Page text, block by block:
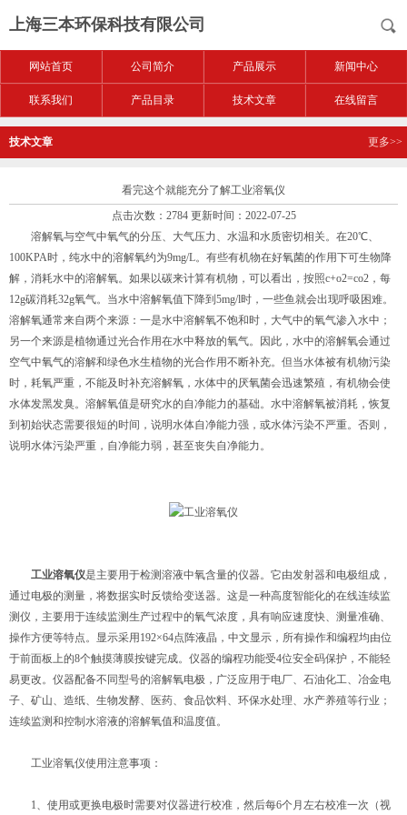
上海三本环保科技有限公司
网站首页 公司简介 产品展示 新闻中心
联系我们 产品目录 技术文章 在线留言
技术文章 更多>>
看完这个就能充分了解工业溶氧仪
点击次数：2784 更新时间：2022-07-25
溶解氧与空气中氧气的分压、大气压力、水温和水质密切相关。在20℃、
100KPA时，纯水中的溶解氧约为9mg/L。有些有机物在好氧菌的作用下可生物降
解，消耗水中的溶解氧。如果以碳来计算有机物，可以看出，按照c+o2=co2，每
12g碳消耗32g氧气。当水中溶解氧值下降到5mg/l时，一些鱼就会出现呼吸困难。
溶解氧通常来自两个来源：一是水中溶解氧不饱和时，大气中的氧气渗入水中；
另一个来源是植物通过光合作用在水中释放的氧气。因此，水中的溶解氧会通过
空气中氧气的溶解和绿色水生植物的光合作用不断补充。但当水体被有机物污染
时，耗氧严重，不能及时补充溶解氧，水体中的厌氧菌会迅速繁殖，有机物会使
水体发黑发臭。溶解氧值是研究水的自净能力的基础。水中溶解氧被消耗，恢复
到初始状态需要很短的时间，说明水体自净能力强，或水体污染不严重。否则，
说明水体污染严重，自净能力弱，甚至丧失自净能力。
工业溶氧仪是主要用于检测溶液中氧含量的仪器。它由发射器和电极组成，
通过电极的测量，将数据实时反馈给变送器。这是一种高度智能化的在线连续监
测仪，主要用于连续监测生产过程中的氧气浓度，具有响应速度快、测量准确、
操作方便等特点。显示采用192×64点阵液晶，中文显示，所有操作和编程均由位
于前面板上的8个触摸薄膜按键完成。仪器的编程功能受4位安全码保护，不能轻
易更改。仪器配备不同型号的溶解氧电极，广泛应用于电厂、石油化工、冶金电
子、矿山、造纸、生物发酵、医药、食品饮料、环保水处理、水产养殖等行业；
连续监测和控制水溶液的溶解氧值和温度值。
工业溶氧仪使用注意事项：
1、使用或更换电极时需要对仪器进行校准，然后每6个月左右校准一次（视